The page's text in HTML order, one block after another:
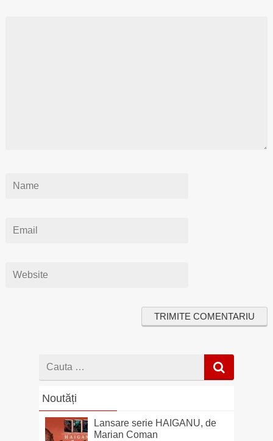
Cauta
Noutăți
Lansare serie HAIGANU, de
Marian Coman